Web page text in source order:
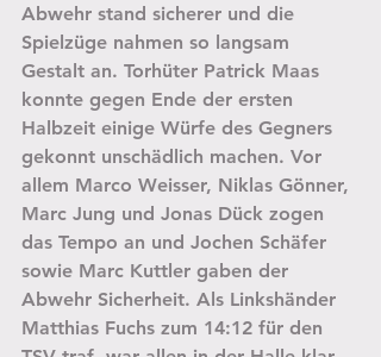
Abwehr stand sicherer und die
Spielzüge nahmen so langsam
Gestalt an. Torhüter Patrick Maas
konnte gegen Ende der ersten
Halbzeit einige Würfe des Gegners
gekonnt unschädlich machen. Vor
allem Marco Weisser, Niklas Gönner,
Marc Jung und Jonas Dück zogen
das Tempo an und Jochen Schäfer
sowie Marc Kuttler gaben der
Abwehr Sicherheit. Als Linkshänder
Matthias Fuchs zum 14:12 für den